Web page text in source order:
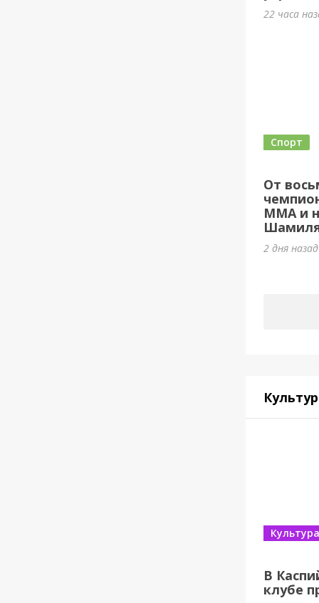
22 часа
От
ММА и
Спорт
2 дня
В
клубе
Культура